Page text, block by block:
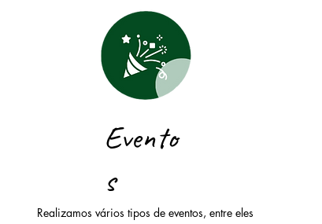
Evento
s
Realizamos vários tipos de eventos, entre eles